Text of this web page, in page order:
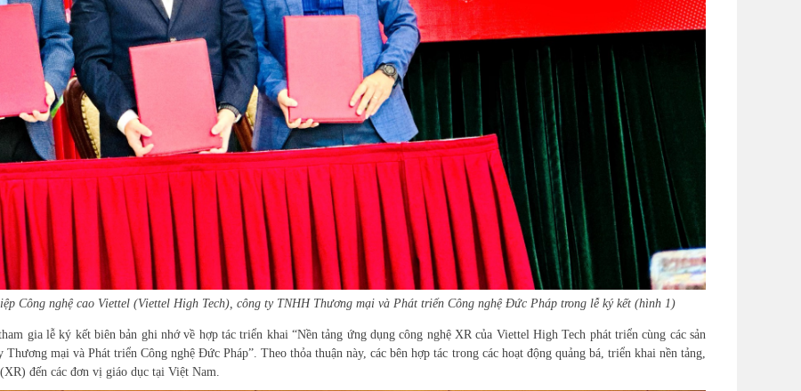
Công nghệ cao Viettel (Viettel High Tech), công ty TNHH Thương mại và Phát triển Công nghệ Đức Pháp trong lễ ký kết (hình 1)
gia lễ ký kếtbiên bản ghi nhớ về hợp tác triển khai “Nền tảng ứng dụng công nghệ XR của Viettel High Tech phát triển cùng các sản
Thương mại và Phát triển Công nghệ Đức Pháp”. Theo thỏa thuận này, các bên hợp tác trong các hoạt động quảng bá, triển khai nền tảng,
đến các đơn vị giáo dục tại Việt Nam.